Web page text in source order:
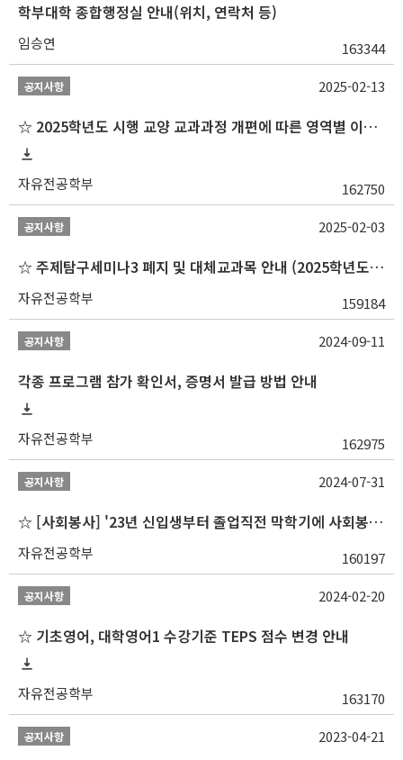
학부대학 종합행정실 안내(위치, 연락처 등)
임승연 163344
공지사항
☆ 2025학년도 시행 교양 교과과정 개편에 따른 영역별 이수 안내
자유전공학부 162750
2025-02-13
공지사항
☆ 주제탐구세미나3 폐지 및 대체교과목 안내 (2025학년도 1학기부터)
자유전공학부 159184
2025-02-03
공지사항
각종 프로그램 참가 확인서, 증명서 발급 방법 안내
자유전공학부 162975
2024-09-11
공지사항
☆ [사회봉사] '23년 신입생부터 졸업직전 막학기에 사회봉사1,2,3 수강 불가
자유전공학부 160197
2024-07-31
공지사항
☆ 기초영어, 대학영어1 수강기준 TEPS 점수 변경 안내
자유전공학부 163170
2024-02-20
공지사항 2023-04-21